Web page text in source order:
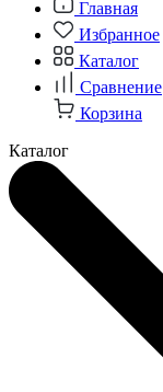
Главная
Избранное
Каталог
Сравнение
Корзина
Каталог